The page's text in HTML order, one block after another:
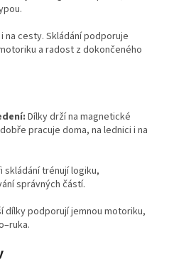
na cesty. Skládání podporuje
a radost z dokončeného
Dílky drží na magnetické
pracuje doma, na lednici i na
skládání trénují logiku,
správných částí.
dílky podporují jemnou motoriku,